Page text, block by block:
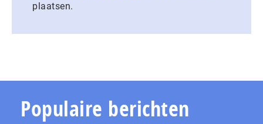
plaatsen.
Populaire berichten